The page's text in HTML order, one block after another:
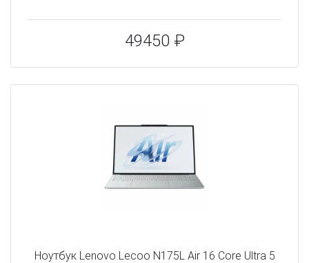
49450 ₽
Ноутбук Lenovo Lecoo N175L Air 16 Core Ultra 5